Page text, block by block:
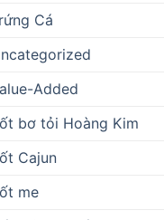
Cá
Added
bơ tỏi Hoàng Kim
Cajun
me